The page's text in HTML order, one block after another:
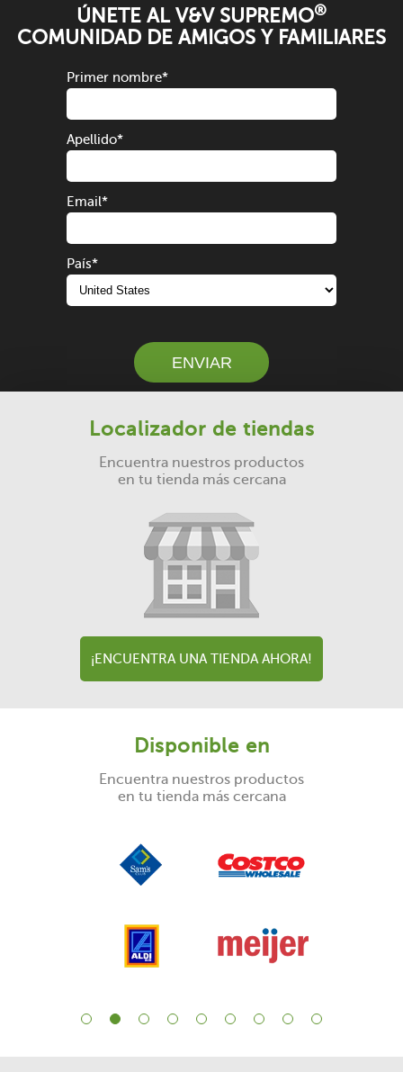
ÚNETE AL V&V SUPREMO®
COMUNIDAD DE AMIGOS Y FAMILIARES
Primer nombre*
Apellido*
Email*
País*
ENVIAR
Localizador de tiendas
Encuentra nuestros productos
en tu tienda más cercana
¡ENCUENTRA UNA TIENDA AHORA!
Disponible en
Encuentra nuestros productos
en tu tienda más cercana